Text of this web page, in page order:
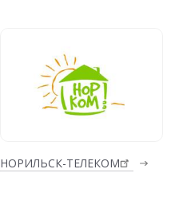
НОРИЛЬСК-ТЕЛЕКОМ